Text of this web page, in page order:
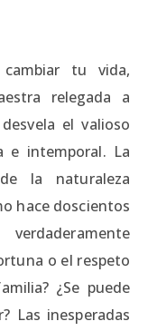
tu vida,
relegada a
el valioso
e intemporal. La
la naturaleza
hace doscientos
o el respeto
¿Se puede
Las inesperadas